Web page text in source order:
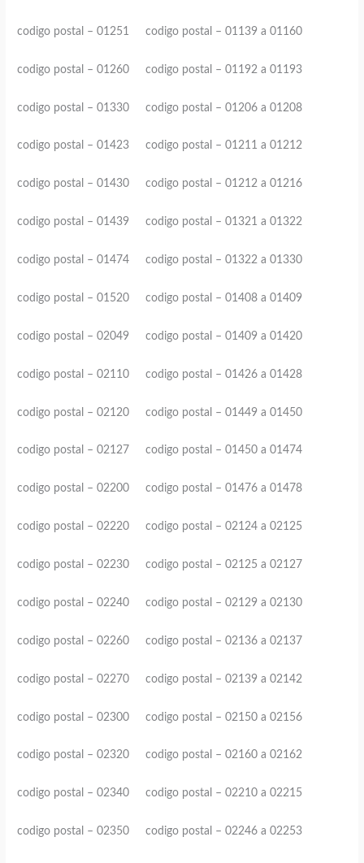
codigo postal – 01251 codigo postal – 01139 a 01160
codigo postal – 01260 codigo postal – 01192 a 01193
codigo postal – 01330 codigo postal – 01206 a 01208
codigo postal – 01423 codigo postal – 01211 a 01212
codigo postal – 01430 codigo postal – 01212 a 01216
codigo postal – 01439 codigo postal – 01321 a 01322
codigo postal – 01474 codigo postal – 01322 a 01330
codigo postal – 01520 codigo postal – 01408 a 01409
codigo postal – 02049 codigo postal – 01409 a 01420
codigo postal – 02110 codigo postal – 01426 a 01428
codigo postal – 02120 codigo postal – 01449 a 01450
codigo postal – 02127 codigo postal – 01450 a 01474
codigo postal – 02200 codigo postal – 01476 a 01478
codigo postal – 02220 codigo postal – 02124 a 02125
codigo postal – 02230 codigo postal – 02125 a 02127
codigo postal – 02240 codigo postal – 02129 a 02130
codigo postal – 02260 codigo postal – 02136 a 02137
codigo postal – 02270 codigo postal – 02139 a 02142
codigo postal – 02300 codigo postal – 02150 a 02156
codigo postal – 02320 codigo postal – 02160 a 02162
codigo postal – 02340 codigo postal – 02210 a 02215
codigo postal – 02350 codigo postal – 02246 a 02253